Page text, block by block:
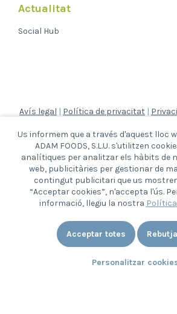
Actualitat
Social Hub
AQUESTA EMPRESA S'HA ACOLLIT
SUBVENCIONS DEL GOVERN
COFINANÇADES AMB EL FONS
REGIONS ULTRAPERIFÈRIQUES
TRANSPORT DE MERCADERIES
“UNA MANERA DE FER
TRIGORICO S.L.U.
NIF B-87 438
Avís legal | Política de privacitat |
|Política de cookies|
Us informem que a través d'aquest lloc
ADAM FOODS, S.L.U. s'utilitzen
analítiques per analitzar els hàbits de
web, publicitàries per gestionar de
contingut publicitari que us
“Acceptar cookies”, n'accepta l'ús.
informació, llegiu la nostra
Acceptar totes
Personalitzar